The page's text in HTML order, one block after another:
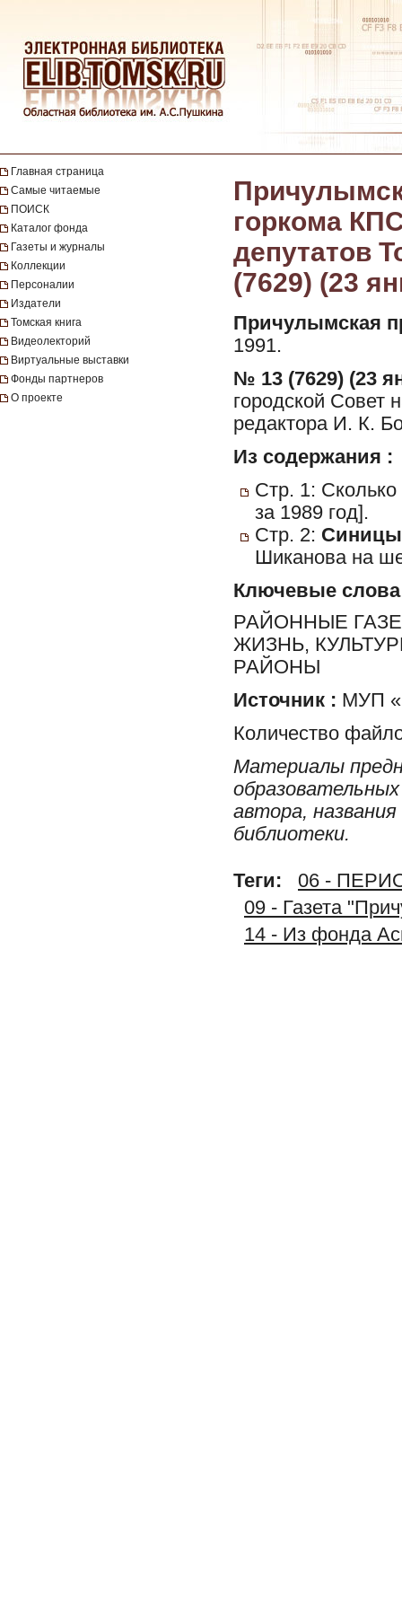
Главная страница
Самые читаемые
ПОИСК
Каталог фонда
Газеты и журналы
Коллекции
Персоналии
Издатели
Томская книга
Видеолекторий
Виртуальные выставки
Фонды партнеров
О проекте
горкома
депутатов
(7629) (23
Причулымская
1991.
№ 13 (7629) (23
городской Совет
редактора И. К.
Из содержания :
Стр. 1: Сколько
за 1989 год].
Стр. 2:
Шиканова на
Ключевые слова
РАЙОННЫЕ
ЖИЗНЬ,
РАЙОНЫ
Источник : МУП
Количество
Материалы
автора,
библиотеки.
Теги:
06 -
09 - Газета
14 - Из фонда